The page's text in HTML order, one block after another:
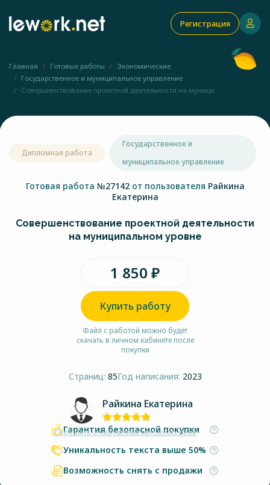
Регистрация
Главная Готовые работы
Экономические
Государственное и муниципальное управление
Совершенствование проектной деятельности на муници...
Дипломная работа
Государственное и
муниципальное управление
Готовая работа №27142 от пользователя Райкина
Екатерина
Совершенствование проектной деятельности
на муниципальном уровне
1 850 ₽
Купить работу
Файл с работой можно будет
скачать в личном кабинете после
покупки
Страниц: 85Год написания: 2023
Райкина Екатерина
Сообщить о нарушении авторских прав
Гарантия безопасной покупки
Уникальность текста выше 50%
Возможность снять с продажи